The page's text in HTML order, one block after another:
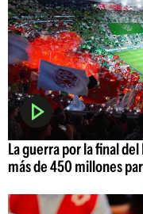
La guerra por la final
más de 450 millones